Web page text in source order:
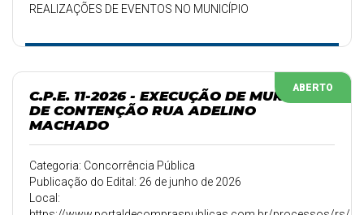
REALIZAÇÕES DE EVENTOS NO MUNICÍPIO
ABERTO
C.P.E. 11-2026 - EXECUÇÃO DE MURO
DE CONTENÇÃO RUA ADELINO
MACHADO
Categoria: Concorrência Pública
Publicação do Edital: 26 de junho de 2026
Local: